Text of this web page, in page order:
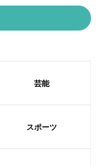
芸能
スポーツ